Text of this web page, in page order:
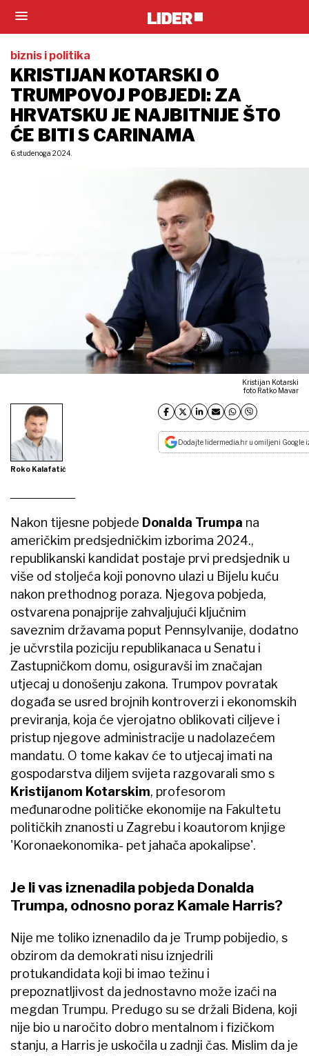
biznis i politika
KRISTIJAN KOTARSKI O
TRUMPOVOJ POBJEDI: ZA
HRVATSKU JE NAJBITNIJE ŠTO
ĆE BITI S CARINAMA
6. studenoga 2024.
Kristijan Kotarski
foto Ratko Mavar
Roko Kalafatić
Dodajte lidermedia.hr u omiljeni Google
Nakon tijesne pobjede Donalda Trumpa na
američkim predsjedničkim izborima 2024.,
republikanski kandidat postaje prvi predsjednik u
više od stoljeća koji ponovno ulazi u Bijelu kuću
nakon prethodnog poraza. Njegova pobjeda,
ostvarena ponajprije zahvaljujući ključnim
saveznim državama poput Pennsylvanije, dodatno
je učvrstila poziciju republikanaca u Senatu i
Zastupničkom domu, osiguravši im značajan
utjecaj u donošenju zakona. Trumpov povratak
događa se usred brojnih kontroverzi i ekonomskih
previranja, koja će vjerojatno oblikovati ciljeve i
pristup njegove administracije u nadolazećem
mandatu. O tome kakav će to utjecaj imati na
gospodarstva diljem svijeta razgovarali smo s
Kristijanom Kotarskim, profesorom
međunarodne političke ekonomije na Fakultetu
političkih znanosti u Zagrebu i koautorom knjige
'Koronaekonomika- pet jahača apokalipse'.
Je li vas iznenadila pobjeda Donalda
Trumpa, odnosno poraz Kamale Harris?
Nije me toliko iznenadilo da je Trump pobijedio, s
obzirom da demokrati nisu iznjedrili
protukandidata koji bi imao težinu i
prepoznatljivost da jednostavno može izaći na
megdan Trumpu. Predugo su se držali Bidena, koji
nije bio u naročito dobro mentalnom i fizičkom
stanju, a Harris je uskočila u zadnji čas. Mislim da je